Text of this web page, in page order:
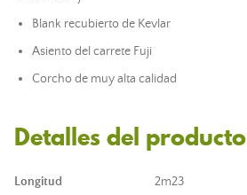
Blank recubierto de Kevlar
Asiento del carrete Fuji
Corcho de muy alta calidad
Detalles del producto
Longitud 2m23